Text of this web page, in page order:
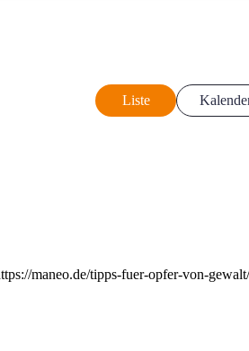
Liste
maneo.de/tipps-fuer-opfer-von-